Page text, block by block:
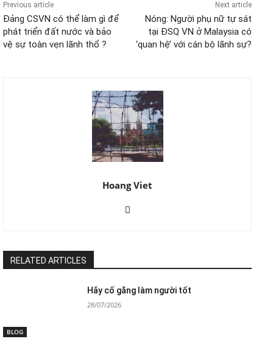
Previous article
Đảng CSVN có thể làm gì để
phát triển đất nước và bảo
vệ sự toàn vẹn lãnh thổ ?
Next article
Nóng: Người phụ nữ tự sát
tại ĐSQ VN ở Malaysia có
‘quan hệ’ với cán bộ lãnh sự?
Hoang Viet
RELATED ARTICLES
BLOG
Hãy cố gắng làm người tốt
28/07/2026